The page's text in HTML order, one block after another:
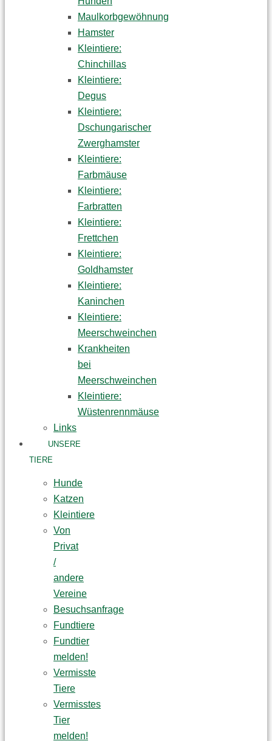
Maulkorbgewöhnung
Hamster
Kleintiere:
Chinchillas
Kleintiere:
Degus
Kleintiere:
Dschungarischer
Zwerghamster
Kleintiere:
Farbmäuse
Kleintiere:
Farbratten
Kleintiere:
Frettchen
Kleintiere:
Goldhamster
Kleintiere:
Kaninchen
Kleintiere:
Meerschweinchen
Krankheiten
bei
Meerschweinchen
Kleintiere:
Wüstenrennmäuse
Links
UNSERE
TIERE
Hunde
Katzen
Kleintiere
Von
Privat
/
andere
Vereine
Besuchsanfrage
Fundtiere
Fundtier
melden!
Vermisste
Tiere
Vermisstes
Tier
melden!